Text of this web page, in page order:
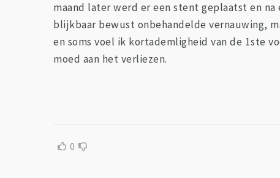
maand later werd er een stent geplaatst en
blijkbaar bewust onbehandelde vernauwing,
en soms voel ik kortademligheid van de 1ste
moed aan het verliezen.
0